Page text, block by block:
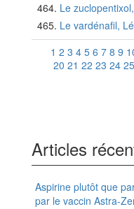
Le
Le vardénafil,
1 2 3 4 5 6 7 8 9
20 21 22 23 24 25
Articles
Aspirine plutôt que
par le vaccin Astra-